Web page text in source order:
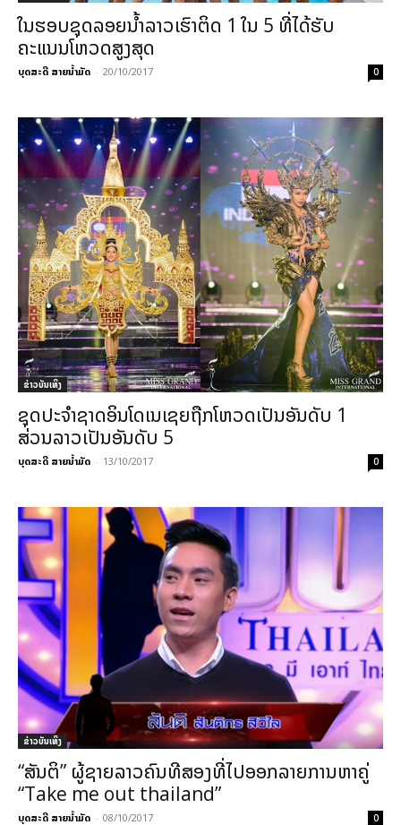
ໃນຮອບຊຸດລອຍນ້ຳລາວເຮົາຕິດ 1 ໃນ 5 ທີ່ໄດ້ຮັບ
ຄະແນນໂຫວດສູງສຸດ
ບຸດສະດີ ສາຍນ້ຳມັດ - 20/10/2017 0
​ຂ່າວບັນເທິງ
ຊຸດປະຈຳຊາດອິນໂດເນເຊຍຖືກໂຫວດເປັນອັນດັບ 1
ສ່ວນລາວເປັນອັນດັບ 5
ບຸດສະດີ ສາຍນ້ຳມັດ - 13/10/2017 0
​ຂ່າວບັນເທິງ
“ສັນຕິ” ຜູ້ຊາຍລາວຄົນທີສອງທີ່ໄປອອກລາຍການຫາຄູ່
“Take me out thailand”
ບຸດສະດີ ສາຍນ້ຳມັດ - 08/10/2017 0